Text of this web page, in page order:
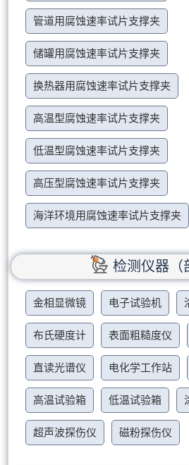
管道用腐蚀速率试片支撑夹
储罐用腐蚀速率试片支撑夹
换热器用腐蚀速率试片支撑夹
高温型腐蚀速率试片支撑夹
低温型腐蚀速率试片支撑夹
高压型腐蚀速率试片支撑夹
海洋环境用腐蚀速率试片支撑夹
检测仪器（
金相显微镜 电子试验机
布氏硬度计 表面粗糙度仪
直读光谱仪 电化学工作站
高温试验箱 低温试验箱
超声波探伤仪 磁粉探伤仪